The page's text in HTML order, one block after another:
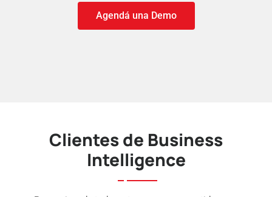
Agendá una Demo
Clientes de Business
Intelligence